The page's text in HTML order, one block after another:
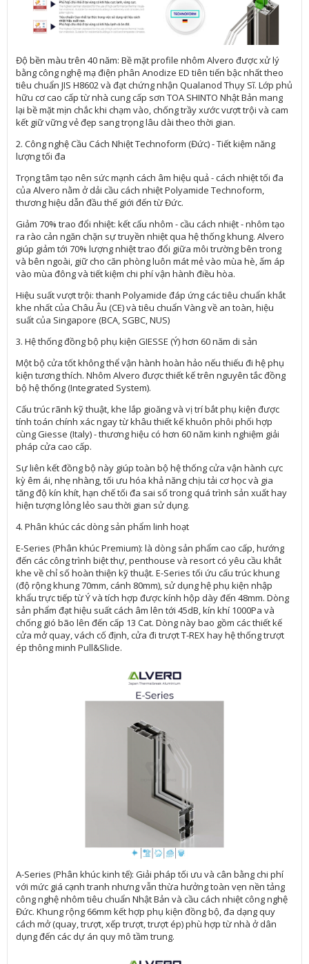
Độ bền màu trên 40 năm: Bề mặt profile nhôm Alvero được xử lý
bằng công nghệ mạ điện phân Anodize ED tiên tiến bậc nhất theo
tiêu chuẩn JIS H8602 và đạt chứng nhận Qualanod Thụy Sĩ. Lớp phủ
hữu cơ cao cấp từ nhà cung cấp sơn TOA SHINTO Nhật Bản mang
lại bề mặt mịn chắc khi chạm vào, chống trầy xước vượt trội và cam
kết giữ vững vẻ đẹp sang trọng lâu dài theo thời gian.
2. Công nghệ Cầu Cách Nhiệt Technoform (Đức) - Tiết kiệm năng
lượng tối đa
Trọng tâm tạo nên sức mạnh cách âm hiệu quả - cách nhiệt tối đa
của Alvero nằm ở dải cầu cách nhiệt Polyamide Technoform,
thương hiệu dẫn đầu thế giới đến từ Đức.
Giảm 70% trao đổi nhiệt: kết cấu nhôm - cầu cách nhiệt - nhôm tạo
ra rào cản ngăn chặn sự truyền nhiệt qua hệ thống khung. Alvero
giúp giảm tới 70% lượng nhiệt trao đổi giữa môi trường bên trong
và bên ngoài, giữ cho căn phòng luôn mát mẻ vào mùa hè, ấm áp
vào mùa đông và tiết kiệm chi phí vận hành điều hòa.
Hiệu suất vượt trội: thanh Polyamide đáp ứng các tiêu chuẩn khắt
khe nhất của Châu Âu (CE) và tiêu chuẩn Vàng về an toàn, hiệu
suất của Singapore (BCA, SGBC, NUS)
3. Hệ thống đồng bộ phụ kiện GIESSE (Ý) hơn 60 năm di sản
Một bộ cửa tốt không thể vận hành hoàn hảo nếu thiếu đi hệ phụ
kiện tương thích. Nhôm Alvero được thiết kế trên nguyên tắc đồng
bộ hệ thống (Integrated System).
Cấu trúc rãnh kỹ thuật, khe lắp gioăng và vị trí bắt phụ kiện được
tính toán chính xác ngay từ khâu thiết kế khuôn phôi phối hợp
cùng Giesse (Italy) - thương hiệu có hơn 60 năm kinh nghiệm giải
pháp cửa cao cấp.
Sự liên kết đồng bộ này giúp toàn bộ hệ thống cửa vận hành cực
kỳ êm ái, nhẹ nhàng, tối ưu hóa khả năng chịu tải cơ học và gia
tăng độ kín khít, hạn chế tối đa sai số trong quá trình sản xuất hay
hiện tượng lỏng lẻo sau thời gian sử dụng.
4. Phân khúc các dòng sản phẩm linh hoạt
E-Series (Phân khúc Premium): là dòng sản phẩm cao cấp, hướng
đến các công trình biệt thự, penthouse và resort có yêu cầu khắt
khe về chỉ số hoàn thiện kỹ thuật. E-Series tối ứu cấu trúc khung
(độ rộng khung 70mm, cánh 80mm), sử dụng hệ phụ kiện nhập
khẩu trực tiếp từ Ý và tích hợp được kính hộp dày đến 48mm. Dòng
sản phẩm đạt hiệu suất cách âm lên tới 45dB, kín khí 1000Pa và
chống gió bão lên đến cấp 13 Cat. Dòng này bao gồm các thiết kế
cửa mở quay, vách cố định, cửa đi trượt T-REX hay hệ thống trượt
ép thông minh Pull&Slide.
A-Series (Phân khúc kinh tế): Giải pháp tối ưu và cân bằng chi phí
với mức giá cạnh tranh nhưng vẫn thừa hưởng toàn vẹn nền tảng
công nghệ nhôm tiêu chuẩn Nhật Bản và cầu cách nhiệt công nghệ
Đức. Khung rộng 66mm kết hợp phụ kiện đồng bộ, đa dạng quy
cách mở (quay, trượt, xếp trượt, trượt ép) phù hợp từ nhà ở dân
dụng đến các dự án quy mô tầm trung.